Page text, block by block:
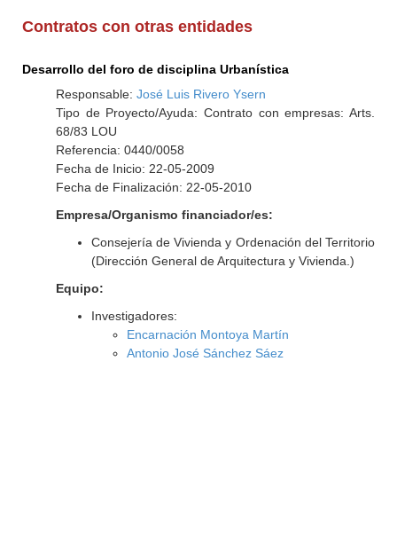
Contratos con otras entidades
Desarrollo del foro de disciplina Urbanística
Responsable: José Luis Rivero Ysern
Tipo de Proyecto/Ayuda: Contrato con empresas: Arts.
68/83 LOU
Referencia: 0440/0058
Fecha de Inicio: 22-05-2009
Fecha de Finalización: 22-05-2010
Empresa/Organismo financiador/es:
Consejería de Vivienda y Ordenación del Territorio
(Dirección General de Arquitectura y Vivienda.)
Equipo:
Investigadores:
Encarnación Montoya Martín
Antonio José Sánchez Sáez